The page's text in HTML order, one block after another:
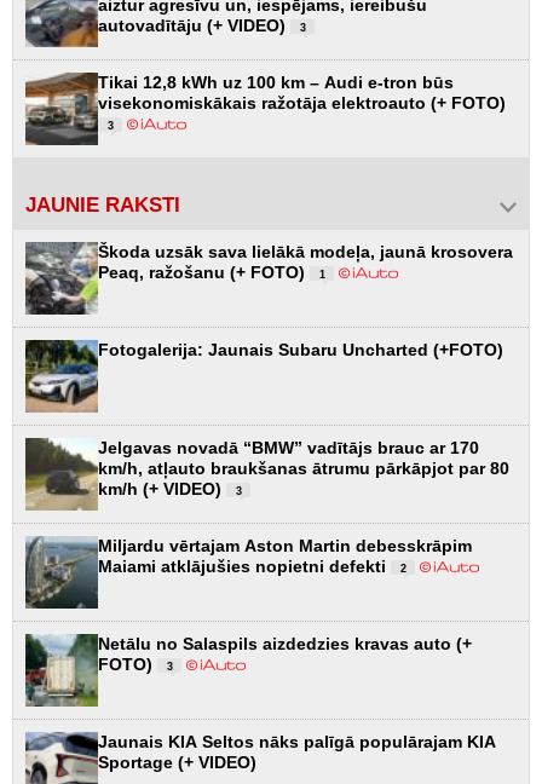
aiztur agresīvu un, iespējams, iereibušu
autovadītāju (+ VIDEO)
3
Tikai 12,8 kWh uz 100 km – Audi e-tron būs
visekonomiskākais ražotāja elektroauto (+ FOTO)
3
JAUNIE RAKSTI
Škoda uzsāk sava lielākā modeļa, jaunā krosovera
Peaq, ražošanu (+ FOTO)
1
Fotogalerija: Jaunais Subaru Uncharted (+FOTO)
Jelgavas novadā “BMW” vadītājs brauc ar 170
km/h, atļauto braukšanas ātrumu pārkāpjot par 80
km/h (+ VIDEO)
3
Miljardu vērtajam Aston Martin debesskrāpim
Maiami atklājušies nopietni defekti
2
Netālu no Salaspils aizdedzies kravas auto (+
FOTO)
3
Jaunais KIA Seltos nāks palīgā populārajam KIA
Sportage (+ VIDEO)